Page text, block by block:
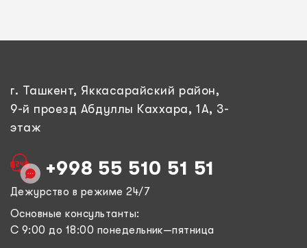
г. Ташкент, Яккасарайский район,
9-й проезд Абдуллы Каххара, 1А, 3-
этаж
+998 55 510 51 51
Дежурство в режиме 24/7
Основные консультанты:
С 9:00 до 18:00 понедельник—пятница